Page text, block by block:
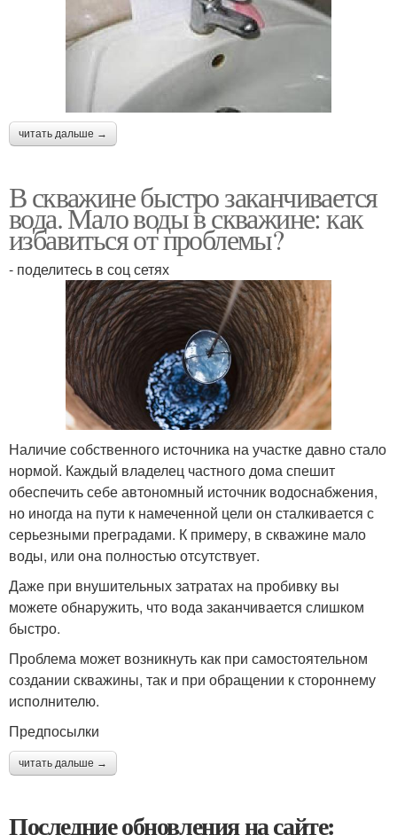
читать дальше →
В скважине быстро заканчивается
вода. Мало воды в скважине: как
избавиться от проблемы?
- поделитесь в соц сетях
Наличие собственного источника на участке давно стало
нормой. Каждый владелец частного дома спешит
обеспечить себе автономный источник водоснабжения,
но иногда на пути к намеченной цели он сталкивается с
серьезными преградами. К примеру, в скважине мало
воды, или она полностью отсутствует.
Даже при внушительных затратах на пробивку вы
можете обнаружить, что вода заканчивается слишком
быстро.
Проблема может возникнуть как при самостоятельном
создании скважины, так и при обращении к стороннему
исполнителю.
Предпосылки
читать дальше →
Последние обновления на сайте: